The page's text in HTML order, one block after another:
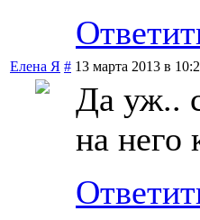
Елена Я # 13 марта 2013 в
Да уж..
на него